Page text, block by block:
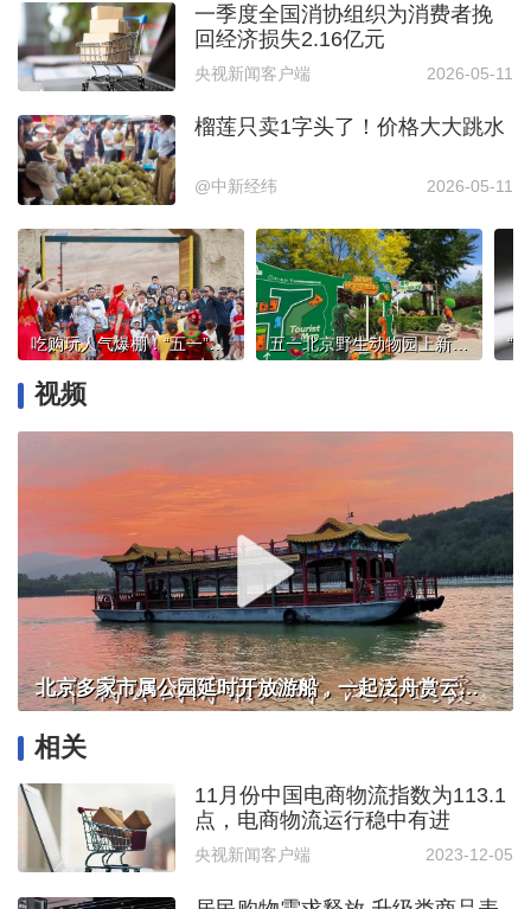
一季度全国消协组织为消费者挽
回经济损失2.16亿元
央视新闻客户端 2026-05-11
榴莲只卖1字头了！价格大大跳水
@中新经纬 2026-05-11
吃购玩人气爆棚！“五一”假期新疆消费市场热辣滚烫 五一北京野生动物园上新！来恐龙山看“萌兽”巡游
视频
北京多家市属公园延时开放游船，一起泛舟赏云霞！
相关
11月份中国电商物流指数为113.1
点，电商物流运行稳中有进
央视新闻客户端 2023-12-05